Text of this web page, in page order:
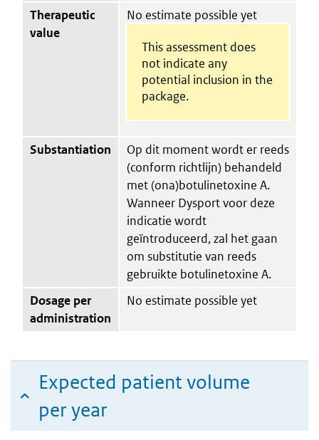
Therapeutic
value
No estimate possible yet
This assessment does
not indicate any
potential inclusion in the
package.
Substantiation
Op dit moment wordt er reeds
(conform richtlijn) behandeld
met (ona)botulinetoxine A.
Wanneer Dysport voor deze
indicatie wordt
geïntroduceerd, zal het gaan
om substitutie van reeds
gebruikte botulinetoxine A.
Dosage per
administration
No estimate possible yet
Expected patient volume
per year